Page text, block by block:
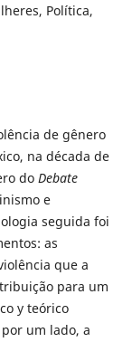
Política,
de gênero
na década de
do Debate
e
seguida foi
as
que a
para um
y teórico
um lado, a